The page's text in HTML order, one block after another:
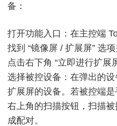
备：
打开功能入口：在主控端
找到 “镜像屏 / 扩展屏” 选
点击右下角 “立即进行扩展
选择被控设备：在弹出的
扩展屏的设备。若被控端
右上角的扫描按钮，扫描
成配对。